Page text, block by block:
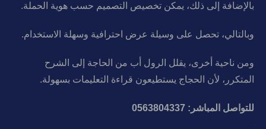
بالإضافة إلى ذلك، يمكن تخصيص التصميم حسب هوية الحملة.
وبالتالي، تحصل على وسيلة عرض احترافية وسهلة الاستخدام.
ومن ناحية أخرى، يقلل الرول أب من الحاجة إلى الشرح
المتكرر، لأن الحجاج يستطيعون قراءة التعليمات بسهولة.
للتواصل المباشر: 0563804337